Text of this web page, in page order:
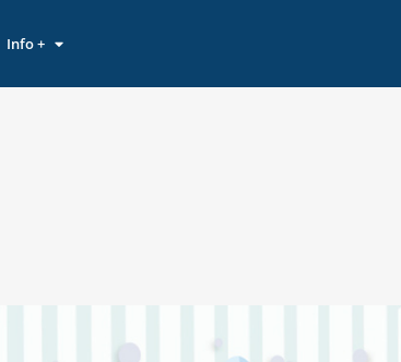
Info +